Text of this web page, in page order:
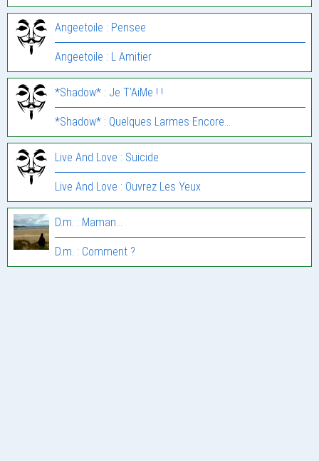
Angeetoile : Pensee
Angeetoile : L Amitier
*Shadow* : Je T’AiMe ! !
*Shadow* : Quelques Larmes Encore…
Live And Love : Suicide
Live And Love : Ouvrez Les Yeux
D.m. : Maman…
D.m. : Comment ?